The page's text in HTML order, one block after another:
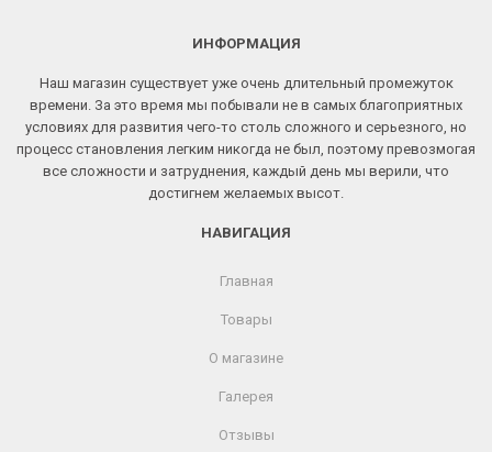
ИНФОРМАЦИЯ
Наш магазин существует уже очень длительный промежуток
времени. За это время мы побывали не в самых благоприятных
условиях для развития чего-то столь сложного и серьезного, но
процесс становления легким никогда не был, поэтому превозмогая
все сложности и затруднения, каждый день мы верили, что
достигнем желаемых высот.
НАВИГАЦИЯ
Главная
Товары
О магазине
Галерея
Отзывы